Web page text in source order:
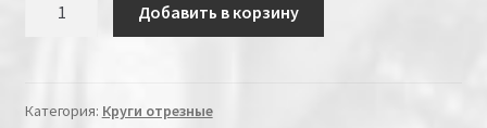
Добавить в корзину
Категория: Круги отрезные